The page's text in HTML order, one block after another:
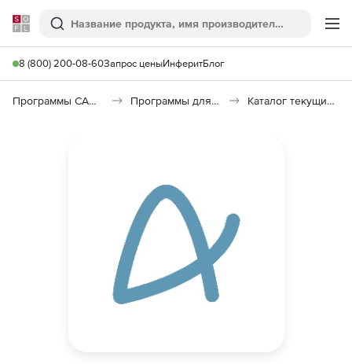
Softline
Поиск
8 (800) 200-08-60Запрос ценыИнферитБлог
Программы САПР и ГИС Программы для документооборота Каталог текущих цен в строительстве (КТЦ)